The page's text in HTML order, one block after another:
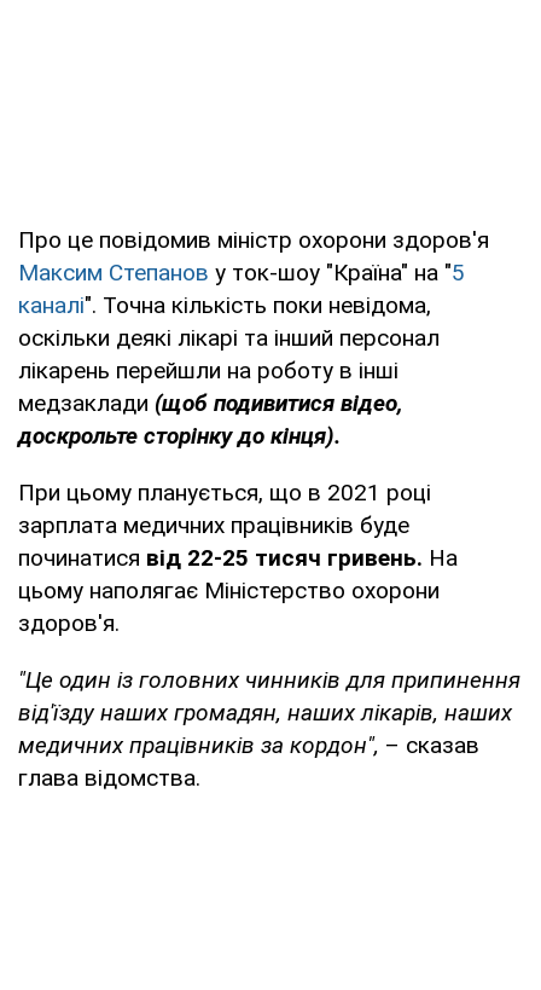
Про це повідомив міністр охорони здоров'я
Максим Степанов у ток-шоу "Країна" на "5
каналі". Точна кількість поки невідома,
оскільки деякі лікарі та інший персонал
лікарень перейшли на роботу в інші
медзаклади (щоб подивитися відео,
доскрольте сторінку до кінця).
При цьому планується, що в 2021 році
зарплата медичних працівників буде
починатися від 22-25 тисяч гривень. На
цьому наполягає Міністерство охорони
здоров'я.
"Це один із головних чинників для припинення
від'їзду наших громадян, наших лікарів, наших
медичних працівників за кордон", – сказав
глава відомства.